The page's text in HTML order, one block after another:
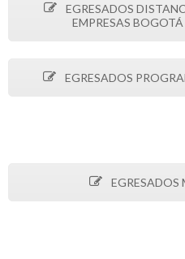
EGRESADOS
EMPRESAS
EGRESADOS
EGRESADOS